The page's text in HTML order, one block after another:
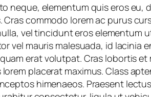
neque, elementum quis eros eu,
commodo lorem ac purus
vel tincidunt eros elementum
vel mauris malesuada, id lacinia
erat volutpat. Cras lobortis et
placerat maximus. Class
himenaeos. Praesent